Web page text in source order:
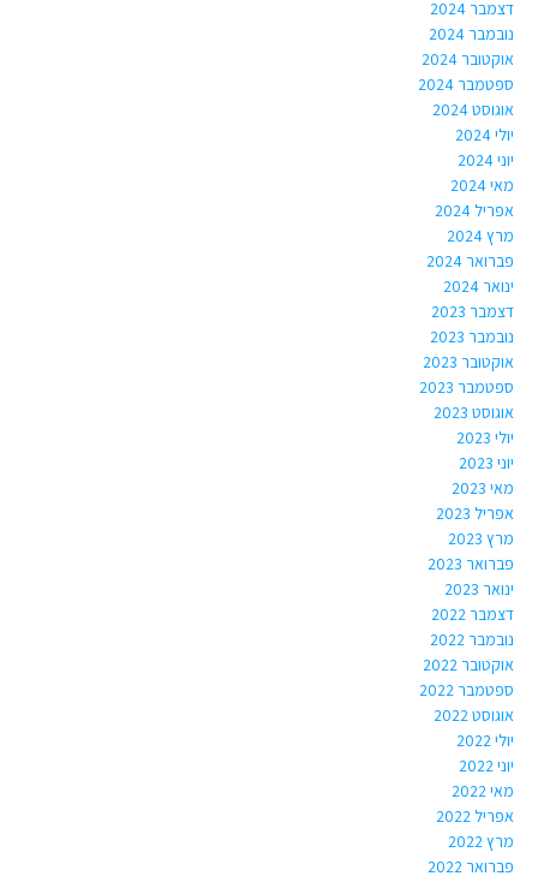
דצמבר 2024
נובמבר 2024
אוקטובר 2024
ספטמבר 2024
אוגוסט 2024
יולי 2024
יוני 2024
מאי 2024
אפריל 2024
מרץ 2024
פברואר 2024
ינואר 2024
דצמבר 2023
נובמבר 2023
אוקטובר 2023
ספטמבר 2023
אוגוסט 2023
יולי 2023
יוני 2023
מאי 2023
אפריל 2023
מרץ 2023
פברואר 2023
ינואר 2023
דצמבר 2022
נובמבר 2022
אוקטובר 2022
ספטמבר 2022
אוגוסט 2022
יולי 2022
יוני 2022
מאי 2022
אפריל 2022
מרץ 2022
פברואר 2022